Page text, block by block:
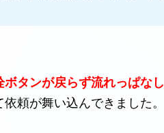
タンが戻らず流れっぱなし
依頼が舞い込んできました。